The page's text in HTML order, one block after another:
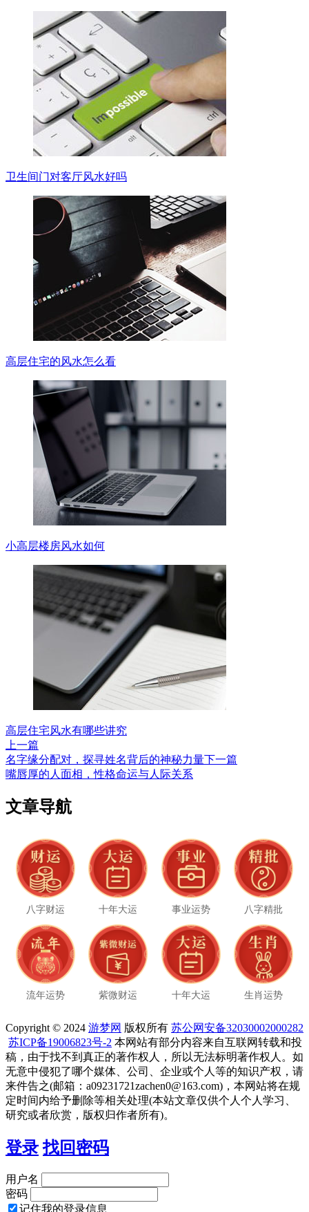
卫生间门对客厅风水好吗
高层住宅的风水怎么看
小高层楼房风水如何
高层住宅风水有哪些讲究
上一篇
名字缘分配对，探寻姓名背后的神秘力量下一篇
嘴唇厚的人面相，性格命运与人际关系
文章导航
八字财运 十年大运 事业运势 八字精批
流年运势 紫微财运 十年大运 生肖运势
Copyright © 2024 游梦网 版权所有 苏公网安备32030002000282
苏ICP备19006823号-2 本网站有部分内容来自互联网转载和投
稿，由于找不到真正的著作权人，所以无法标明著作权人。如
无意中侵犯了哪个媒体、公司、企业或个人等的知识产权，请
来件告之(邮箱：a09231721zachen0@163.com)，本网站将在规
定时间内给予删除等相关处理(本站文章仅供个人个人学习、
研究或者欣赏，版权归作者所有)。
登录 找回密码
用户名
密码
记住我的登录信息